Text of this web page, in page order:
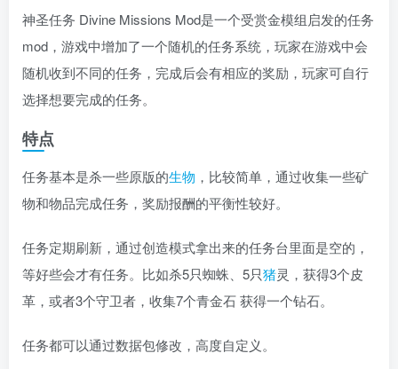
神圣任务 Divine Missions Mod是一个受赏金模组启发的任务
mod，游戏中增加了一个随机的任务系统，玩家在游戏中会
随机收到不同的任务，完成后会有相应的奖励，玩家可自行
选择想要完成的任务。
特点
任务基本是杀一些原版的生物 ，比较简单，通过收集一些矿
物和物品完成任务，奖励报酬的平衡性较好。
任务定期刷新，通过创造模式拿出来的任务台里面是空的，
等好些会才有任务。比如杀5只蜘蛛、5只猪灵，获得3个皮
革，或者3个守卫者，收集7个青金石 获得一个钻石。
任务都可以通过数据包修改，高度自定义。